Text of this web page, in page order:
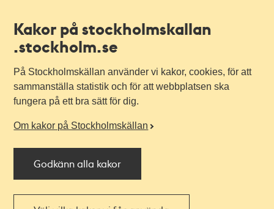
Kakor på stockholmskallan
.stockholm.se
På Stockholmskällan använder vi kakor, cookies, för att
sammanställa statistik och för att webbplatsen ska
fungera på ett bra sätt för dig.
Om kakor på Stockholmskällan
Godkänn alla kakor